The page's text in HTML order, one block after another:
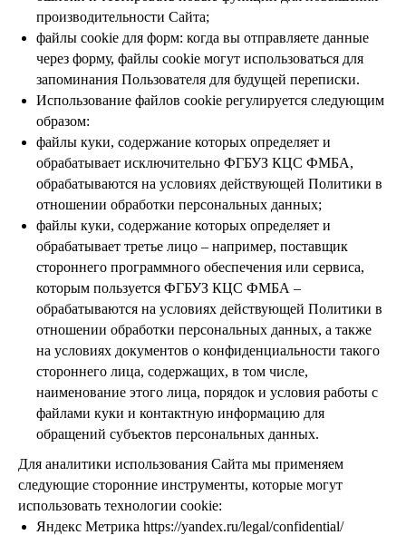
производительности Сайта;
файлы cookie для форм: когда вы отправляете данные
через форму, файлы cookie могут использоваться для
запоминания Пользователя для будущей переписки.
Использование файлов cookie регулируется следующим
образом:
файлы куки, содержание которых определяет и
обрабатывает исключительно ФГБУЗ КЦС ФМБА,
обрабатываются на условиях действующей Политики в
отношении обработки персональных данных;
файлы куки, содержание которых определяет и
обрабатывает третье лицо – например, поставщик
стороннего программного обеспечения или сервиса,
которым пользуется ФГБУЗ КЦС ФМБА –
обрабатываются на условиях действующей Политики в
отношении обработки персональных данных, а также
на условиях документов о конфиденциальности такого
стороннего лица, содержащих, в том числе,
наименование этого лица, порядок и условия работы с
файлами куки и контактную информацию для
обращений субъектов персональных данных.
Для аналитики использования Сайта мы применяем
следующие сторонние инструменты, которые могут
использовать технологии cookie:
Яндекс Метрика https://yandex.ru/legal/confidential/